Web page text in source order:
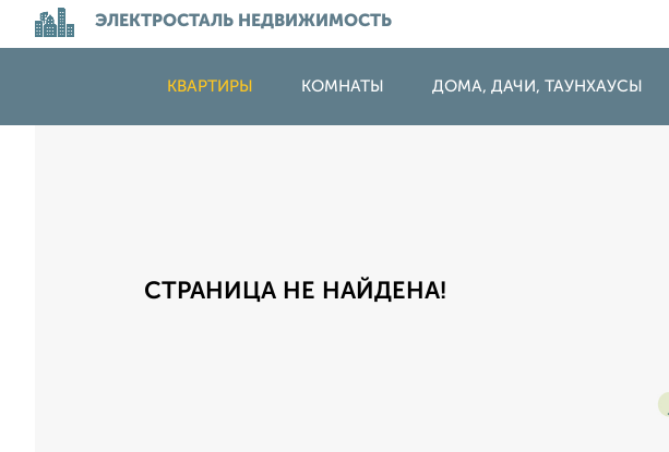
ЭЛЕКТРОСТАЛЬ НЕДВИЖИМОСТЬ
КВАРТИРЫ КОМНАТЫ ДОМА, ДАЧИ, ТАУНХАУСЫ
СТРАНИЦА НЕ НАЙДЕНА!